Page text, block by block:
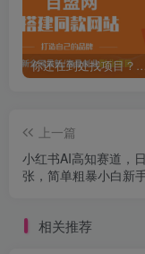
你还在到处找项目？还在当韭菜？我靠卖项目一个月收入5万+，曾经我也是个失败者。
上一篇
小红书AI高知赛道，
张，简单粗暴小白新
相关推荐